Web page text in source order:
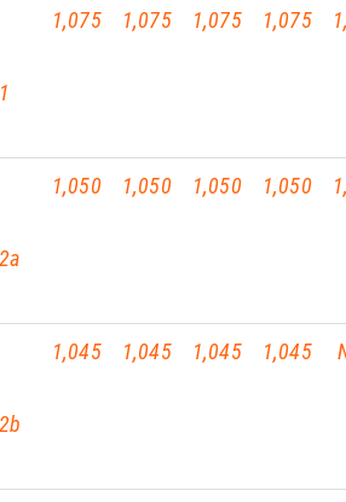
1,075 1,075 1,075 1,075
1,050 1,050 1,050 1,050
1,045 1,045 1,045 1,045